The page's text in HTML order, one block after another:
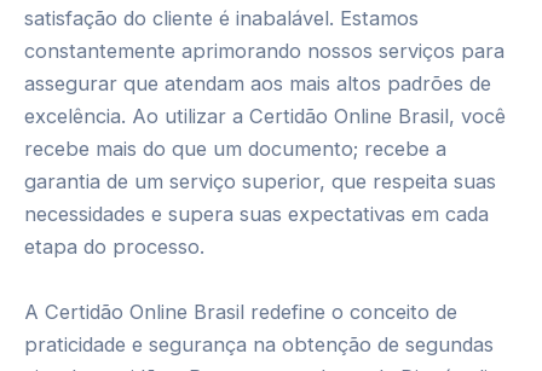
satisfação do cliente é inabalável. Estamos
constantemente aprimorando nossos serviços para
assegurar que atendam aos mais altos padrões de
excelência. Ao utilizar a Certidão Online Brasil, você
recebe mais do que um documento; recebe a
garantia de um serviço superior, que respeita suas
necessidades e supera suas expectativas em cada
etapa do processo.
A Certidão Online Brasil redefine o conceito de
praticidade e segurança na obtenção de segundas